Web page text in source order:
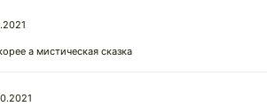
а мистическая сказка